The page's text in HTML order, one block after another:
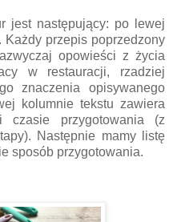
jest następujący: po lewej
przepis poprzedzony
opowieści z życia
w restauracji, rzadziej
znaczenia opisywanego
kolumnie tekstu zawiera
przygotowania (z
Następnie mamy listę
sposób przygotowania.